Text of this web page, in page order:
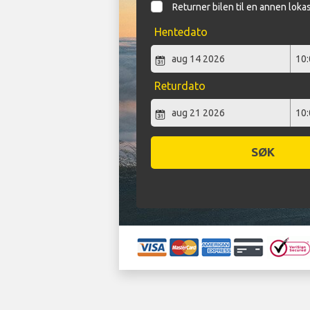
Returner bilen til en annen
Hentedato
Returdato
SØK